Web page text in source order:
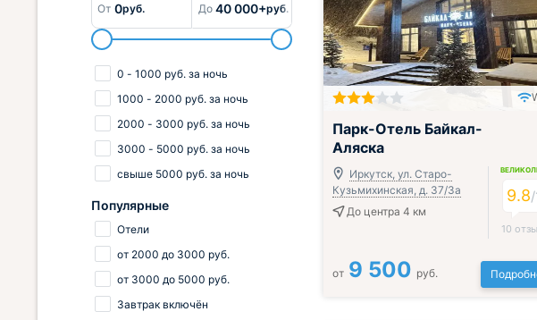
Парк-Отель Байкал-
Аляска
Иркутск, ул. Старо-
Кузьмихинская, д. 37/3а
До центра 4 км
9.8/
10
от 9 500 руб.
От 0руб. До 40 000+руб.
0 - 1000 руб. за ночь
1000 - 2000 руб. за ночь
2000 - 3000 руб. за ночь
3000 - 5000 руб. за ночь
свыше 5000 руб. за ночь
Популярные
Отели
от 2000 до 3000 руб.
от 3000 до 5000 руб.
Завтрак включён